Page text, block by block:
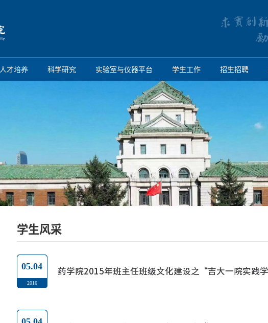
人才培养 科学研究 实验室与仪器平台 学生工作 招生招聘
学生风采
05.04
2016
药学院2015年班主任班级文化建设之“吉大一院实践